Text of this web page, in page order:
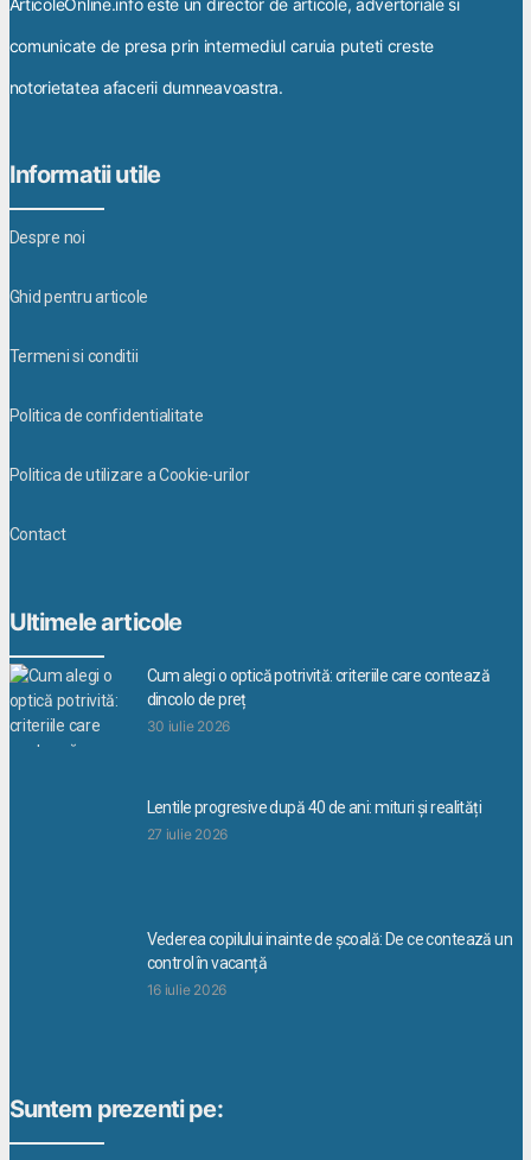
ArticoleOnline.info este un director de articole, advertoriale si
comunicate de presa prin intermediul caruia puteti creste
notorietatea afacerii dumneavoastra.
Informatii utile
Despre noi
Ghid pentru articole
Termeni si conditii
Politica de confidentialitate
Politica de utilizare a Cookie-urilor
Contact
Ultimele articole
Cum alegi o optică potrivită: criteriile care contează
dincolo de preț
30 iulie 2026
Lentile progresive după 40 de ani: mituri și realități
27 iulie 2026
Vederea copilului inainte de școală: De ce contează un
control în vacanță
16 iulie 2026
Suntem prezenti pe: